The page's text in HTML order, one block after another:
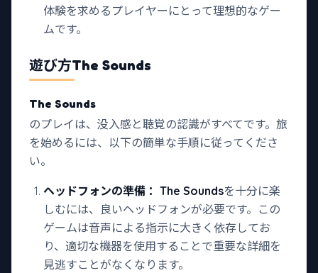
体験を求めるプレイヤーにとって理想的なゲー
ムです。
遊び方The Sounds
The Sounds
のプレイは、没入感と聴覚の認識がすべてです。旅
を始めるには、以下の簡単な手順に従ってくださ
い。
ヘッドフォンの準備 ：The Soundsを十分に楽
しむには、良いヘッドフォンが必要です。この
ゲームは音声による指示に大きく依存してお
り、適切な機器を使用することで重要な詳細を
見逃すことがなくなります。